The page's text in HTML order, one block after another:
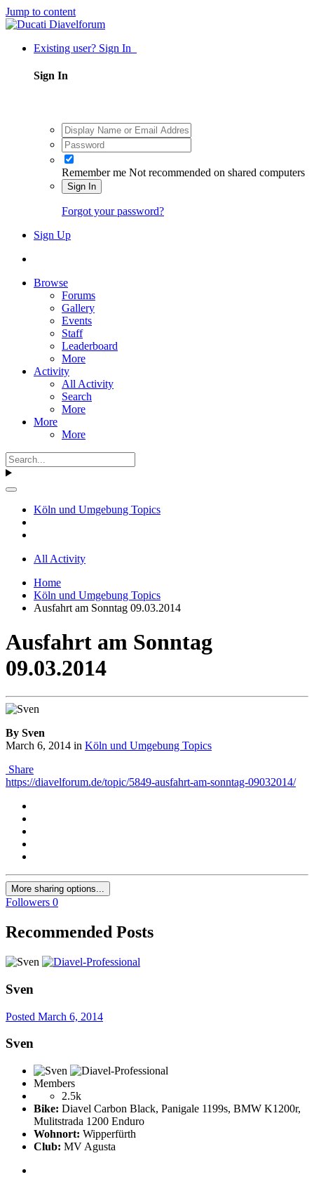
Jump to content
Existing user? Sign In
Sign In
Remember me Not recommended on shared computers
Sign In
Forgot your password?
Sign Up
Browse
Forums
Gallery
Events
Staff
Leaderboard
More
Activity
All Activity
Search
More
More
More
Köln und Umgebung Topics
All Activity
Home
Köln und Umgebung Topics
Ausfahrt am Sonntag 09.03.2014
Ausfahrt am Sonntag
09.03.2014
By Sven
March 6, 2014 in Köln und Umgebung Topics
Share
https://diavelforum.de/topic/5849-ausfahrt-am-sonntag-09032014/
More sharing options...
Followers 0
Recommended Posts
Sven
Posted March 6, 2014
Sven
Members
2.5k
Bike: Diavel Carbon Black, Panigale 1199s, BMW K1200r,
Mulitstrada 1200 Enduro
Wohnort: Wipperfürth
Club: MV Agusta